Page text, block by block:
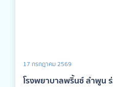
17 กรกฎาคม 2569
โรงพยาบาลพริ้นซ์ ลำพูน